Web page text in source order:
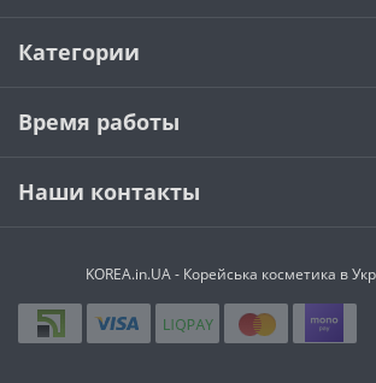
Категории
Время работы
Наши контакты
KOREA.in.UA - Корейська косметика в